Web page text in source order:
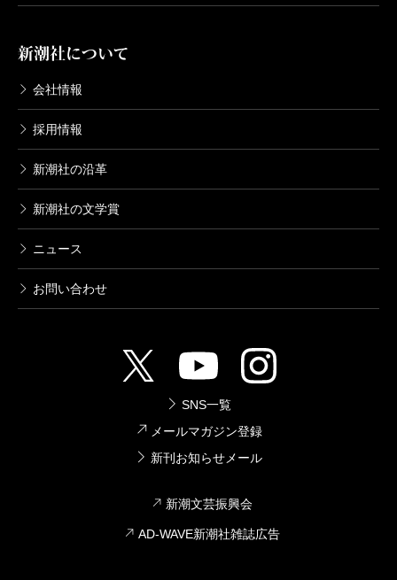
新潮社について
会社情報
採用情報
新潮社の沿革
新潮社の文学賞
ニュース
お問い合わせ
SNS一覧
メールマガジン登録
新刊お知らせメール
新潮文芸振興会
AD-WAVE新潮社雑誌広告